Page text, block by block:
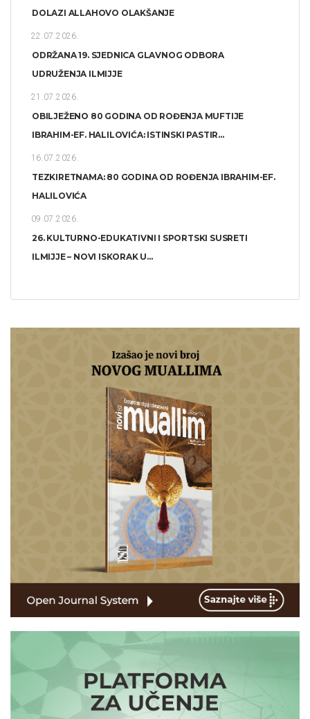
DOLAZI ALLAHOVO OLAKŠANJE
22.07.2026.
ODRŽANA 19. SJEDNICA GLAVNOG ODBORA
UDRUŽENJA ILMIJJE
21.07.2026.
OBILJEŽENO 80 GODINA OD ROĐENJA MUFTIJE
IBRAHIM-EF. HALILOVIĆA: ISTINSKI PASTIR...
16.07.2026.
TEZKIRETNAMA: 80 GODINA OD ROĐENJA IBRAHIM-EF.
HALILOVIĆA
09.07.2026.
26. KULTURNO-EDUKATIVNI I SPORTSKI SUSRETI
ILMIJJE – NOVI ISKORAK U...